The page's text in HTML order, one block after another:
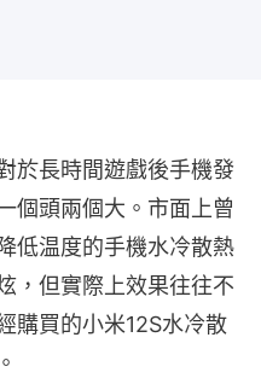
於長時間遊戲後手機發
個頭兩個大。市面上曾
低温度的手機水冷散熱
，但實際上效果往往不
購買的小米12S水冷散